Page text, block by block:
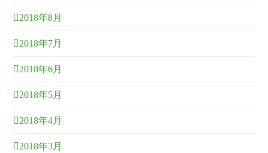
2018年8月
2018年7月
2018年6月
2018年5月
2018年4月
2018年3月